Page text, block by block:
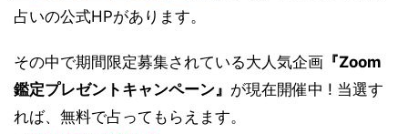
占いの公式HPがあります。
その中で期間限定募集されている大人気企画 『Zoom
鑑定プレゼントキャンペーン』 が現在開催中 ! 当選す
れば、無料で占ってもらえます。